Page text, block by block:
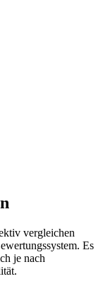
vergleichen
Es
je nach